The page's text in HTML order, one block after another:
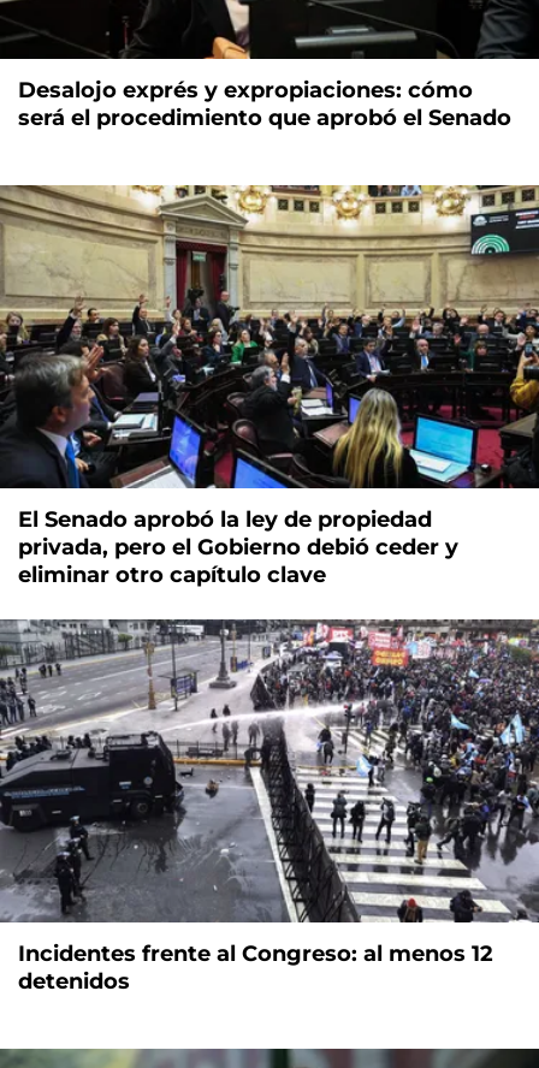
Desalojo exprés y expropiaciones: cómo
será el procedimiento que aprobó el Senado
El Senado aprobó la ley de propiedad
privada, pero el Gobierno debió ceder y
eliminar otro capítulo clave
Incidentes frente al Congreso: al menos 12
detenidos